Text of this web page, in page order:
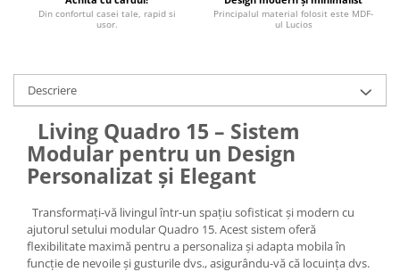
Din confortul casei tale, rapid si
usor.
Principalul material folosit este MDF-
ul Lucios
Descriere
Living Quadro 15 – Sistem
Modular pentru un Design
Personalizat și Elegant
Transformați-vă livingul într-un spațiu sofisticat și modern cu
ajutorul setului modular Quadro 15. Acest sistem oferă
flexibilitate maximă pentru a personaliza și adapta mobila în
funcție de nevoile și gusturile dvs., asigurându-vă că locuința dvs.